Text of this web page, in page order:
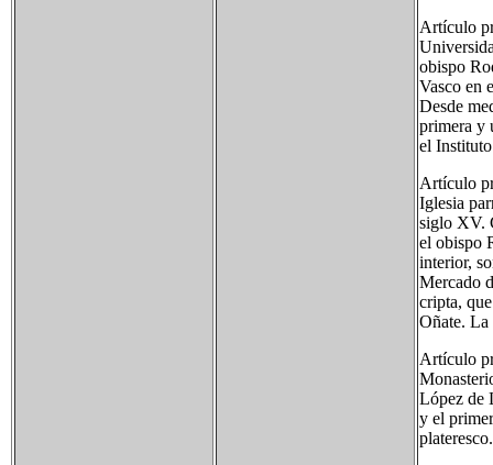
Artículo
obispo
Vasco en
Desde
primera y
el
Artículo
Iglesia
siglo XV.
el obispo
interior,
Mercado
cripta,
Oñate.
Artículo
López de
y el
plateresco.